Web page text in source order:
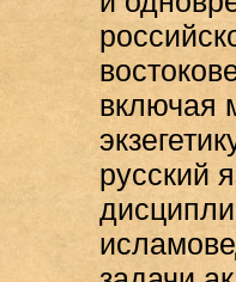
включая
русский